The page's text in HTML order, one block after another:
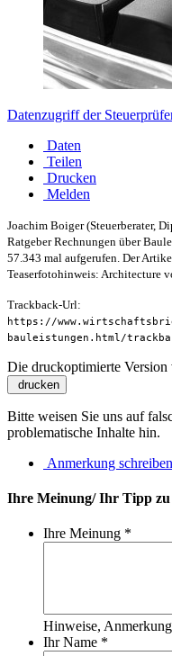
Datenzugriff der
Daten
Teilen
Drucken
Melden
Joachim Boiger(Steuerberater,
Ratgeber Rechnungen über
57.343 mal aufgerufen. Der
Teaserfotohinweis: Architecture
Trackback-Url:
https://
bauleistungen.html/
Die druckoptimierte Version
drucken
Bitte weisen Sie uns auf
problematische Inhalte hin.
Anmerkung schreiben
Ihre Meinung/ Ihr Tipp zu
Ihre Meinung *
Hinweise,
Ihr Name *